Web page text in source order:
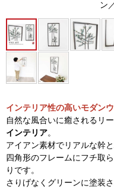
ン
インテリア性の高いモダン
自然な風合いに癒されるリ
インテリア。
アイアン素材でリアルな幹
四角形のフレームにフチ取
りです。
さりげなくグリーンに塗装